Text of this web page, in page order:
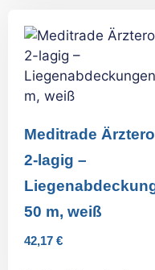
Meditrade
2-lagig –
50 m, weiß
42,17 €